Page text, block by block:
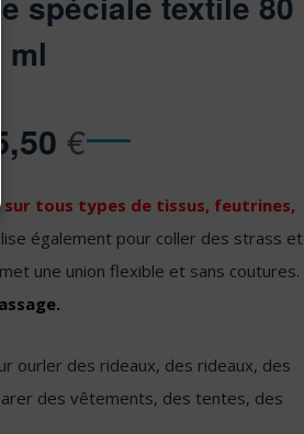
ml
€
sur tous types de tissus, feutrines,
également pour coller des strass et
une union flexible et sans coutures.
ourler des rideaux, des rideaux, des
des vêtements, des tentes, des